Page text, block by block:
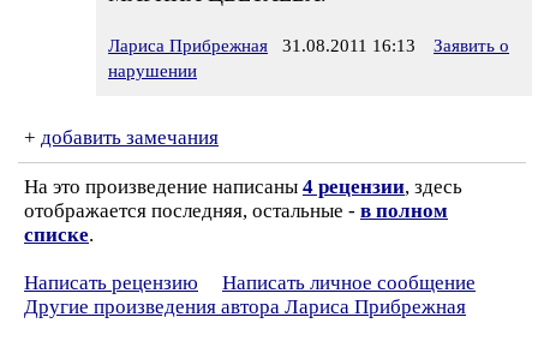
Лариса Прибрежная 31.08.2011 16:13
Заявить о
нарушении
+ добавить замечания
На это произведение написаны 4 рецензии, здесь
отображается последняя, остальные - в полном
списке.
Написать рецензию
Написать личное сообщение
Другие произведения автора Лариса Прибрежная